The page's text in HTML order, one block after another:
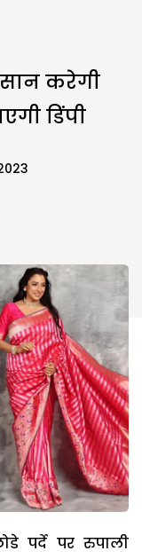
करेगी
डिंपी
पर्दे पर रुपाली